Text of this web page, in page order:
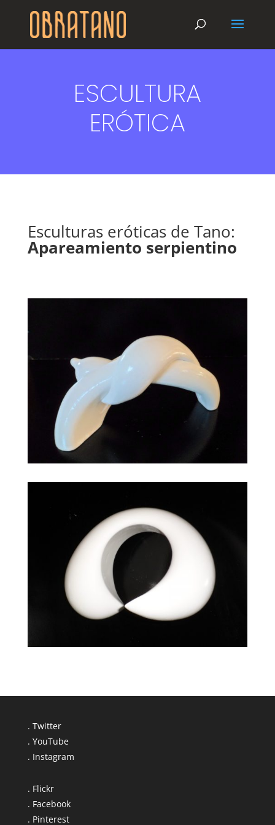
ESCULTURA
ERÓTICA
Esculturas eróticas de Tano:
Apareamiento serpientino
. Twitter
. YouTube
. Instagram
. Flickr
. Facebook
. Pinterest